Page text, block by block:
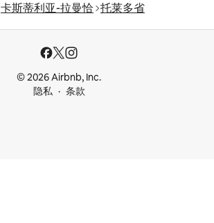
卡斯蒂利亚-拉曼恰 托莱多省
© 2026 Airbnb, Inc.
隐私
条款